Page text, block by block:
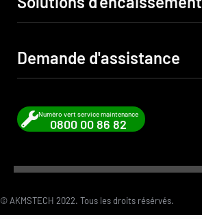
Lecteur code barre
Imprimante de caisse
Accessoires
Commerce & Retail
Hôtelerie et Restauration
Demande d'assistance
Ouvrir un ticket d’assistance
Numéro vert service maintenance
0800 00 86 82
© AKMSTECH 2022. Tous les droits résérvés.